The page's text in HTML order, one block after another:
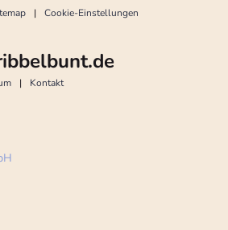
Cookie-Einstellungen
Kontakt